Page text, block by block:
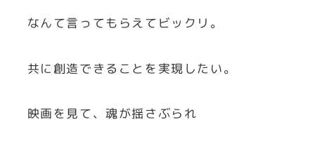
なんて言ってもらえてビックリ。
共に創造できることを実現したい。
映画を見て、魂が揺さぶられ